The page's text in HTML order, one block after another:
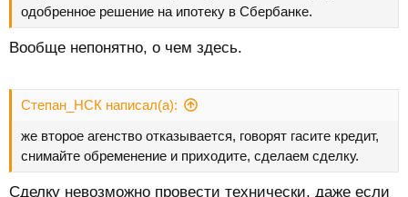
одобренное решение на ипотеку в Сбербанке.
Вообще непонятно, о чем здесь.
Степан_НСК написал(а):
же второе агенство отказывается, говорят гасите кредит,
снимайте обременение и приходите, сделаем сделку.
Сделку невозможно провести технически, даже если